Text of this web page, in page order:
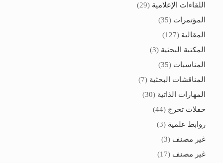
اللقاءات الإعلامية (29)
المؤتمرات (35)
المقالية (127)
المكتبة البحثية (3)
المناسبات (35)
المناقشات البحثية (7)
المهارات الذاتية (30)
حفلات تخرج (44)
روابط علمية (3)
غير مصنف (3)
غير مصنف (17)